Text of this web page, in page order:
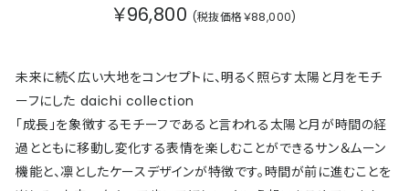
￥96,800 (税抜価格￥88,000)
未来に続く広い大地をコンセプトに、明るく照らす太陽と月をモチ
ーフにした daichi collection
「成長」を象徴するモチーフであると言われる太陽と月が時間の経
過とともに移動し変化する表情を楽しむことができるサン＆ムーン
機能と、凛としたケースデザインが特徴です。時間が前に進むことを